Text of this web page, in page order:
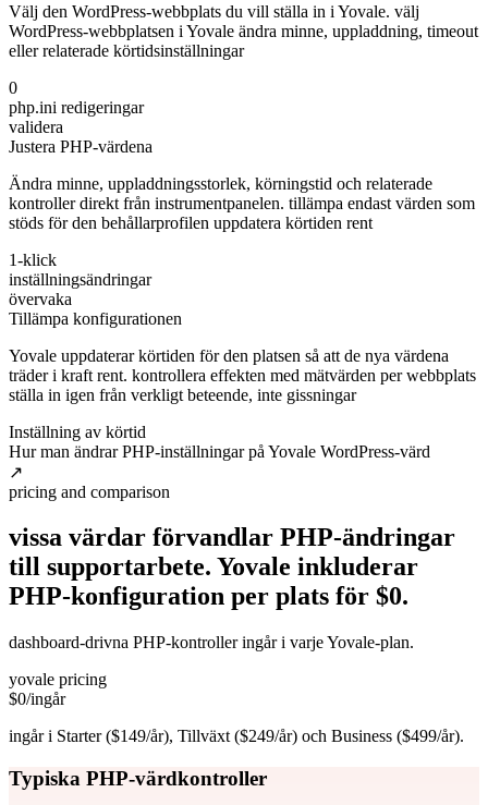
Välj den WordPress-webbplats du vill ställa in i Yovale. välj
WordPress-webbplatsen i Yovale ändra minne, uppladdning, timeout
eller relaterade körtidsinställningar
0
php.ini redigeringar
validera
Justera PHP-värdena
Ändra minne, uppladdningsstorlek, körningstid och relaterade
kontroller direkt från instrumentpanelen. tillämpa endast värden som
stöds för den behållarprofilen uppdatera körtiden rent
1-klick
inställningsändringar
övervaka
Tillämpa konfigurationen
Yovale uppdaterar körtiden för den platsen så att de nya värdena
träder i kraft rent. kontrollera effekten med mätvärden per webbplats
ställa in igen från verkligt beteende, inte gissningar
Inställning av körtid
Hur man ändrar PHP-inställningar på Yovale WordPress-värd
↗
pricing and comparison
vissa värdar förvandlar PHP-ändringar
till supportarbete. Yovale inkluderar
PHP-konfiguration per plats för $0.
dashboard-drivna PHP-kontroller ingår i varje Yovale-plan.
yovale pricing
$0/ingår
ingår i Starter ($149/år), Tillväxt ($249/år) och Business ($499/år).
Typiska PHP-värdkontroller